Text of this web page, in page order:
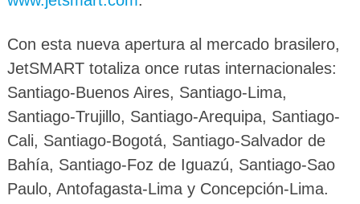
Con esta nueva apertura al mercado brasilero,
JetSMART totaliza once rutas internacionales:
Santiago-Buenos Aires, Santiago-Lima,
Santiago-Trujillo, Santiago-Arequipa, Santiago-
Cali, Santiago-Bogotá, Santiago-Salvador de
Bahía, Santiago-Foz de Iguazú, Santiago-Sao
Paulo, Antofagasta-Lima y Concepción-Lima.